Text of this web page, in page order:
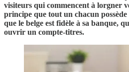
visiteurs qui commencent à lorgner
principe que tout un chacun
que le belge est fidèle à sa banque,
ouvrir un compte-titres.